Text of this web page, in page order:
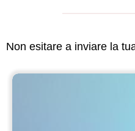
Non esitare a inviare la